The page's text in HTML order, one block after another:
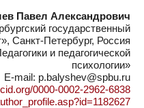
Павел Александрович
государственный
Санкт-Петербург, Россия
и педагогической
психологии»
E-mail: p.balyshev@spbu.ru
0000-0002-2962-6838